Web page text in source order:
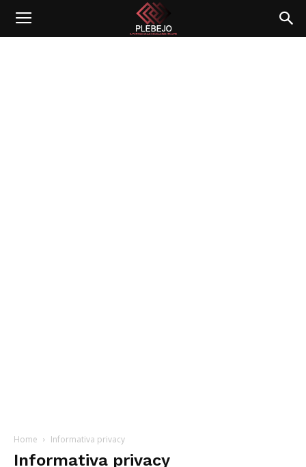
Home Informativa privacy
Informativa privacy